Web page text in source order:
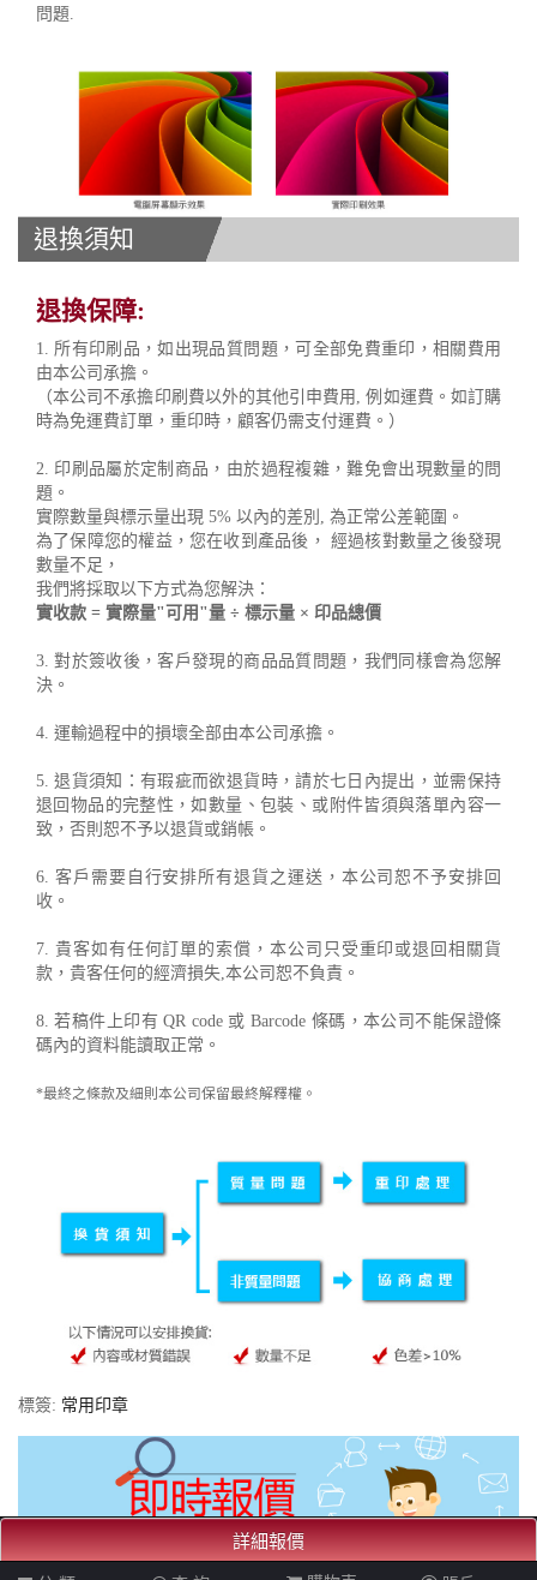
問題.
退換須知
退換保障:
1. 所有印刷品，如出現品質問題，可全部免費重印，相關費用
由本公司承擔。
（本公司不承擔印刷費以外的其他引申費用, 例如運費。如訂購
時為免運費訂單，重印時，顧客仍需支付運費。）
2. 印刷品屬於定制商品，由於過程複雜，難免會出現數量的問
題。
實際數量與標示量出現 5% 以內的差別, 為正常公差範圍。
為了保障您的權益，您在收到產品後， 經過核對數量之後發現
數量不足，
我們將採取以下方式為您解決：
實收款 = 實際量"可用"量 ÷ 標示量 × 印品總價
3. 對於簽收後，客戶發現的商品品質問題，我們同樣會為您解
決。
4. 運輸過程中的損壞全部由本公司承擔。
5. 退貨須知：有瑕疵而欲退貨時，請於七日內提出，並需保持
退回物品的完整性，如數量、包裝、或附件皆須與落單內容一
致，否則恕不予以退貨或銷帳。
6. 客戶需要自行安排所有退貨之運送，本公司恕不予安排回
收。
7. 貴客如有任何訂單的索償，本公司只受重印或退回相關貨
款，貴客任何的經濟損失,本公司恕不負責。
8. 若稿件上印有 QR code 或 Barcode 條碼，本公司不能保證條
碼內的資料能讀取正常。
*最終之條款及細則本公司保留最終解釋權。
標簽: 常用印章
詳細報價